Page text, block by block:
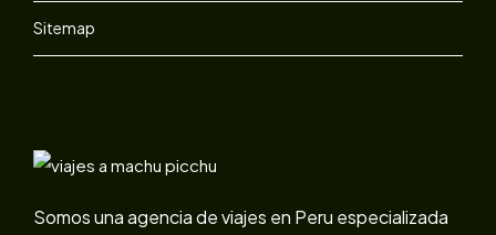
Sitemap
Somos una agencia de viajes en Peru especializada